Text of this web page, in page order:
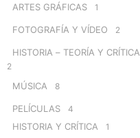
ARTES GRÁFICAS 1
FOTOGRAFÍA Y VÍDEO 2
HISTORIA – TEORÍA Y CRÍTICA
2
MÚSICA 8
PELÍCULAS 4
HISTORIA Y CRÍTICA 1